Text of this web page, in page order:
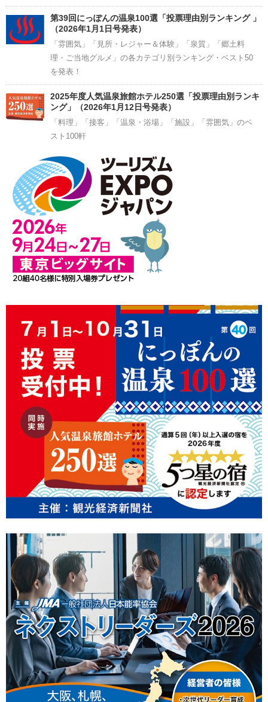
第39回にっぽんの温泉100選「投票理由別ランキング 」
（2026年1月1日号発表）
「雰囲気」「見所・レジャー＆体験」「泉質」「郷土料
理・ご当地グルメ」の各カテゴリ別ランキング・ベスト50
を発表！
2025年度人気温泉旅館ホテル250選「投票理由別ランキ
ング」（2026年1月12日号発表）
「料理」「接客」「温泉・浴場」「施設」「雰囲気」のベ
スト100軒